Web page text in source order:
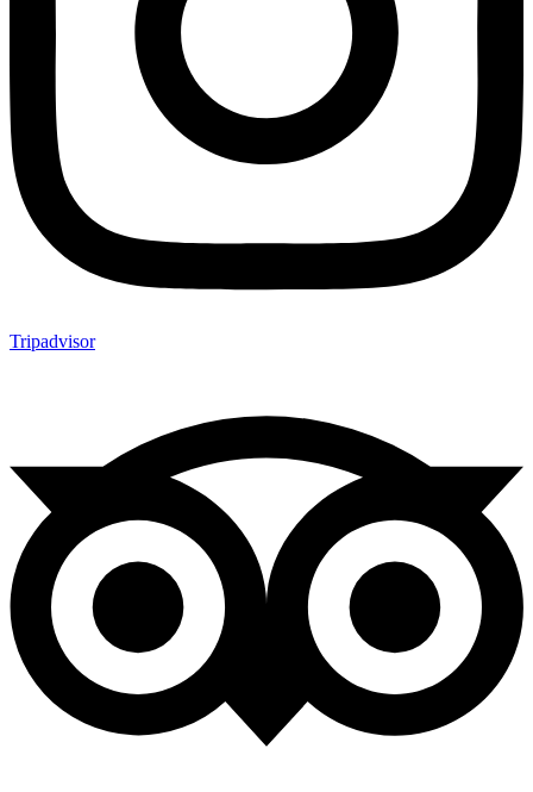
Tripadvisor